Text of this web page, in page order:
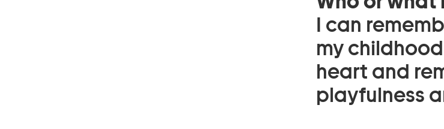
I can
my
heart and
playfulness